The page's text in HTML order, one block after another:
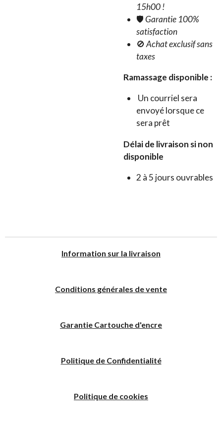
15h00 !
🛡️Garantie 100%
satisfaction
🚫Achat exclusif sans
taxes
Ramassage disponible :
Un courriel sera
envoyé lorsque ce
sera prêt
Délai de livraison si non
disponible
2 à 5 jours ouvrables
Information sur la livraison
Conditions générales de vente
Garantie Cartouche d'encre
Politique de Confidentialité
Politique de cookies